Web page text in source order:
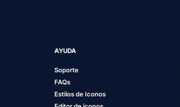
AYUDA
Soporte
FAQs
Estilos de Iconos